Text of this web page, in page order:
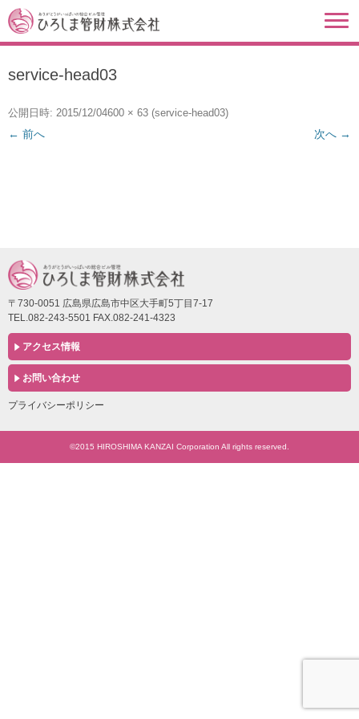
service-head03
公開日時: 2015/12/04600 × 63 (service-head03)
← 前へ 次へ →
〒730-0051 広島県広島市中区大手町5丁目7-17
TEL.082-243-5501 FAX.082-241-4323
アクセス情報
お問い合わせ
プライバシーポリシー
©2015 HIROSHIMA KANZAI Corporation All rights reserved.